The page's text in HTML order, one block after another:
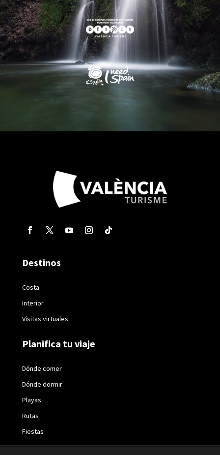
Destinos
Costa
Interior
Visitas virtuales
Planifica tu viaje
Dónde comer
Dónde dormir
Playas
Rutas
Fiestas